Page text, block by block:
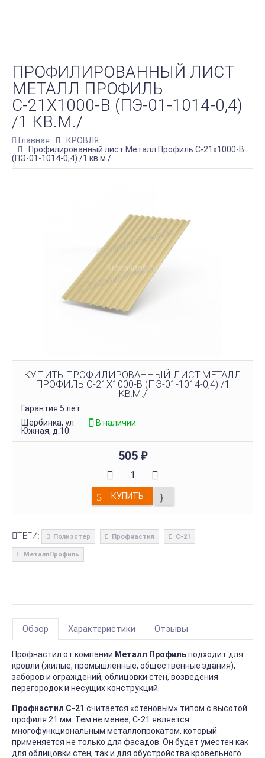
ПРОФИЛИРОВАННЫЙ ЛИСТ
МЕТАЛЛ ПРОФИЛЬ
С-21Х1000-B (ПЭ-01-1014-0,4)
/1 КВ.М./
Главная
КРОВЛЯ
Профилированный лист Металл Профиль С-21х1000-B
(ПЭ-01-1014-0,4) /1 кв.м./
КУПИТЬ ПРОФИЛИРОВАННЫЙ ЛИСТ МЕТАЛЛ
ПРОФИЛЬ С-21Х1000-B (ПЭ-01-1014-0,4) /1
КВ.М./
Гарантия 5 лет
Щербинка, ул.
Южная, д.10:
В наличии
505 ₽
КУПИТЬ
ТЕГИ: Полиэстер Профнастил С-21
МеталлПрофиль
Обзор Характеристики Отзывы
Профнастил от компании Металл Профильподходит для:
кровли (жилые, промышленные, общественные здания),
заборов и ограждений, облицовки стен, возведения
перегородок и несущих конструкций.
Профнастил С-21 считается «стеновым» типом с высотой
профиля 21 мм. Тем не менее, С-21 является
многофункциональным металлопрокатом, который
применяется не только для фасадов. Он будет уместен как
для облицовки стен, так и для обустройства кровельного